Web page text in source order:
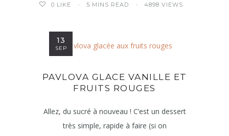
0 LIKE 5 MINS READ 4898 VIEWS
13
SEP
PAVLOVA GLACE VANILLE ET
FRUITS ROUGES
Allez, du sucré à nouveau ! C’est un dessert
très simple, rapide à faire (si on